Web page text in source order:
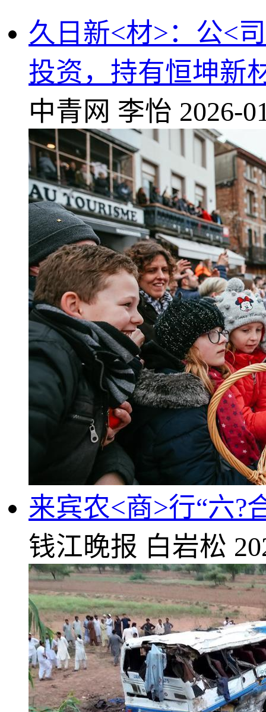
久日新<材>：公<
投资，持有恒坤新
中青网 李怡 2026-
来宾农<商>行“六?
钱江晚报 白岩松